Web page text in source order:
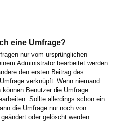
eine Umfrage?
nur vom ursprünglichen
Administrator bearbeitet werden.
den ersten Beitrag des
verknüpft. Wenn niemand
Benutzer die Umfrage
Sollte allerdings schon ein
die Umfrage nur noch von
oder gelöscht werden.